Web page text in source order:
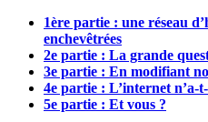
1ère partie : une réseau
enchevêtrées
2e partie : La grande
3e partie : En modifiant
4e partie : L’internet n’a-
5e partie : Et vous ?